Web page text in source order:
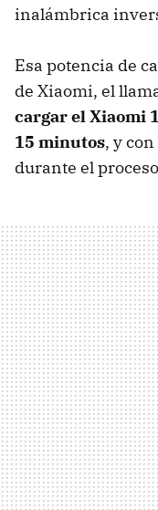
inalámbrica
Esa potencia de
de Xiaomi, el
cargar el Xiaomi
15 minutos, y
durante el proceso